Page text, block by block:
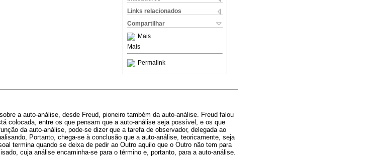
Links relacionados
Compartilhar
Mais
Mais
Permalink
a auto-análise, desde Freud, pioneiro também da auto-análise. Freud falou
colocada, entre os que pensam que a auto-análise seja possível, e os que
da auto-análise, pode-se dizer que a tarefa de observador, delegada ao
Portanto, chega-se à conclusão que a auto-análise, teoricamente, seja
termina quando se deixa de pedir ao Outro aquilo que o Outro não tem para
cuja análise encaminha-se para o término e, portanto, para a auto-análise.